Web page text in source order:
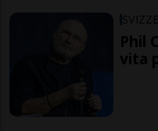
Phil
vita